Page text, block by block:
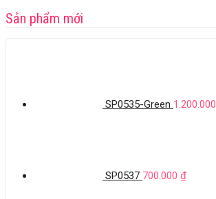
Sản phẩm mới
SP0535-Green 1.200.000
SP0537 700.000 ₫